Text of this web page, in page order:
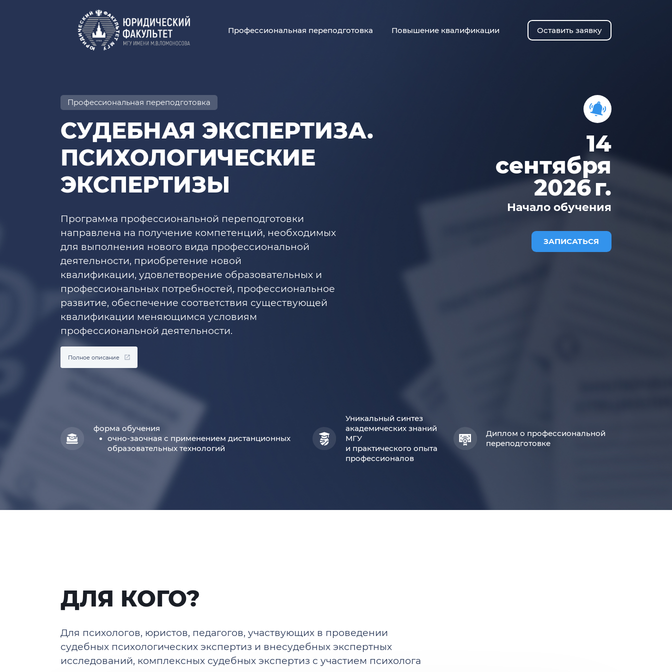
Профессиональная переподготовка Повышение квалификации Оставить заявку
Профессиональная переподготовка
СУДЕБНАЯ ЭКСПЕРТИЗА.
ПСИХОЛОГИЧЕСКИЕ
ЭКСПЕРТИЗЫ
Программа профессиональной переподготовки
направлена на получение компетенций, необходимых
для выполнения нового вида профессиональной
деятельности, приобретение новой
квалификации, удовлетворение образовательных и
профессиональных потребностей, профессиональное
развитие, обеспечение соответствия существующей
квалификации меняющимся условиям
профессиональной деятельности.
Полное описание
14
сентября
2026 г.
Начало обучения
ЗАПИСАТЬСЯ
форма обучения
очно-заочная с применением дистанционных
образовательных технологий
Уникальный синтез
академических знаний
МГУ
и практического опыта
профессионалов
Диплом о профессиональной
переподготовке
ДЛЯ КОГО?
Для психологов, юристов, педагогов, участвующих в проведении
судебных психологических экспертиз и внесудебных экспертных
исследований, комплексных судебных экспертиз с участием психолога